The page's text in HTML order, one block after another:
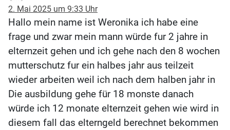
2. Mai 2025 um 9:33 Uhr
Hallo mein name ist Weronika ich habe eine
frage und zwar mein mann würde fur 2 jahre in
elternzeit gehen und ich gehe nach den 8 wochen
mutterschutz fur ein halbes jahr aus teilzeit
wieder arbeiten weil ich nach dem halben jahr in
Die ausbildung gehe für 18 monste danach
würde ich 12 monate elternzeit gehen wie wird in
diesem fall das elterngeld berechnet bekommen